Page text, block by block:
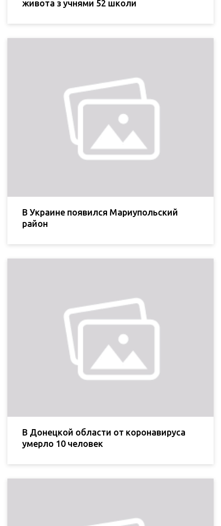
живота з учнями 52 школи
В Украине появился Мариупольский
район
В Донецкой области от коронавируса
умерло 10 человек